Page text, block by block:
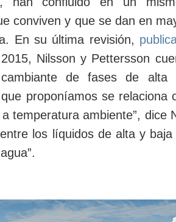
conviven y que se dan en
En su última revisión,
Nilsson y Pettersson
de fases de alta
proponíamos se
temperatura ambiente”, dice
los líquidos de alta y